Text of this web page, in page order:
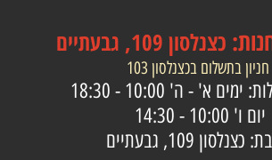
כצנלסון 109, גבעתיים
בתשלום בכצנלסון 103
ימים א' - ה' 10:00 - 18:30
ו'10:00 - 14:30
109, גבעתיים